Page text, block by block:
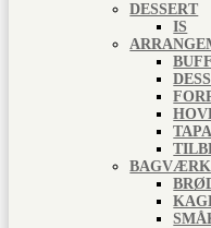
DESSERT
IS
BAGVÆRK